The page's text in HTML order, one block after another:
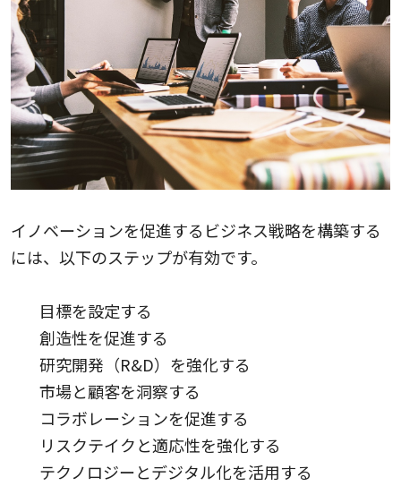
イノベーションを促進するビジネス戦略を構築する
には、以下のステップが有効です。
目標を設定する
創造性を促進する
研究開発（R&D）を強化する
市場と顧客を洞察する
コラボレーションを促進する
リスクテイクと適応性を強化する
テクノロジーとデジタル化を活用する